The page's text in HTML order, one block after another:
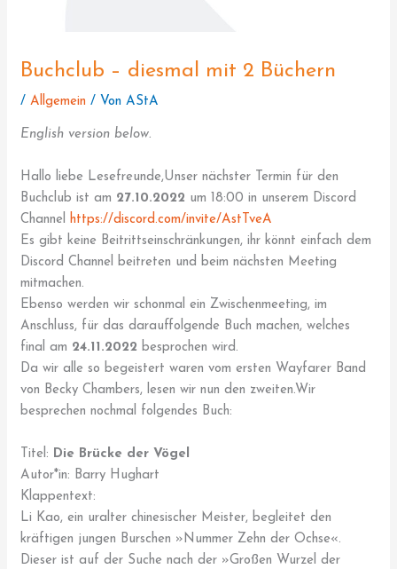
Buchclub – diesmal mit 2 Büchern
/Allgemein / VonAStA
English version below.
Hallo liebe Lesefreunde,Unser nächster Termin für den
Buchclub ist am 27.10.2022 um 18:00 in unserem Discord
Channelhttps://discord.com/invite/AstTveA
Es gibt keine Beitrittseinschränkungen, ihr könnt einfach dem
Discord Channel beitreten und beim nächsten Meeting
mitmachen.
Ebenso werden wir schonmal ein Zwischenmeeting, im
Anschluss, für das darauffolgende Buch machen, welches
final am 24.11.2022 besprochen wird.
Da wir alle so begeistert waren vom ersten Wayfarer Band
von Becky Chambers, lesen wir nun den zweiten.Wir
besprechen nochmal folgendes Buch:
Titel: Die Brücke der Vögel
Autor*in: Barry Hughart
Klappentext:
Li Kao, ein uralter chinesischer Meister, begleitet den
kräftigen jungen Burschen »Nummer Zehn der Ochse«.
Dieser ist auf der Suche nach der »Großen Wurzel der